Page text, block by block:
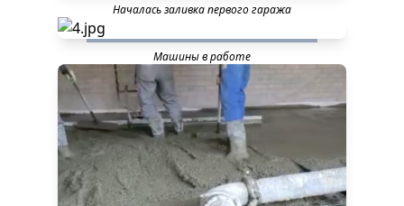
Началась заливка первого гаража
Машины в работе